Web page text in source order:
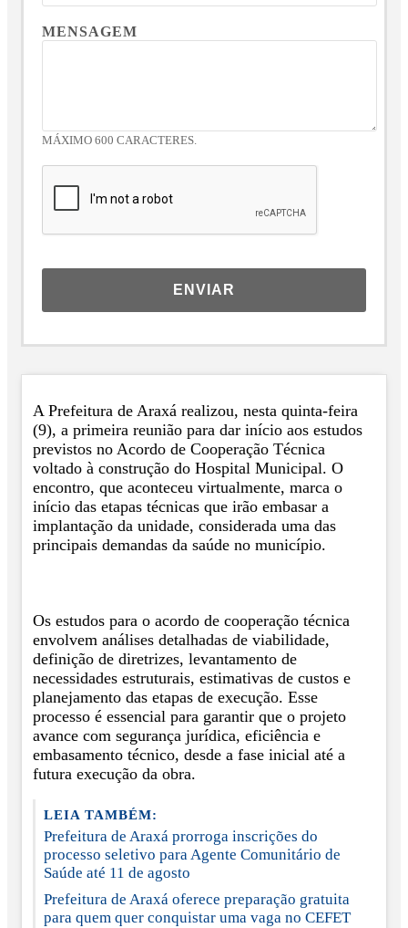
MENSAGEM
MÁXIMO 600 CARACTERES.
ENVIAR
A Prefeitura de Araxá realizou, nesta quinta-feira
(9), a primeira reunião para dar início aos estudos
previstos no Acordo de Cooperação Técnica
voltado à construção do Hospital Municipal. O
encontro, que aconteceu virtualmente, marca o
início das etapas técnicas que irão embasar a
implantação da unidade, considerada uma das
principais demandas da saúde no município.
Os estudos para o acordo de cooperação técnica
envolvem análises detalhadas de viabilidade,
definição de diretrizes, levantamento de
necessidades estruturais, estimativas de custos e
planejamento das etapas de execução. Esse
processo é essencial para garantir que o projeto
avance com segurança jurídica, eficiência e
embasamento técnico, desde a fase inicial até a
futura execução da obra.
LEIA TAMBÉM:
Prefeitura de Araxá prorroga inscrições do
processo seletivo para Agente Comunitário de
Saúde até 11 de agosto
Prefeitura de Araxá oferece preparação gratuita
para quem quer conquistar uma vaga no CEFET